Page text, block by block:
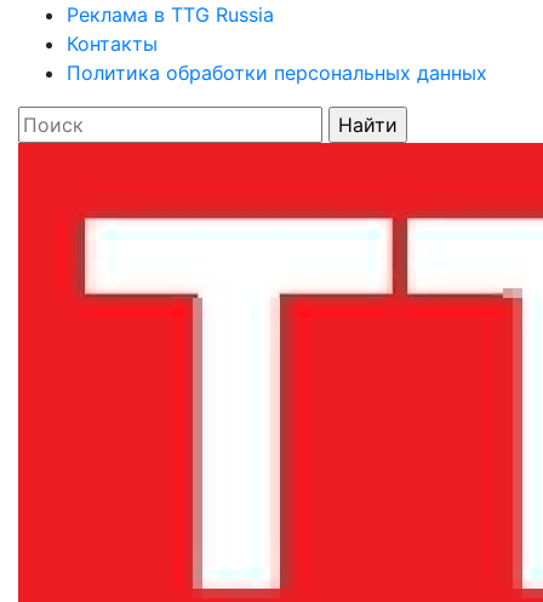
Реклама в TTG Russia
Контакты
Политика обработки персональных данных